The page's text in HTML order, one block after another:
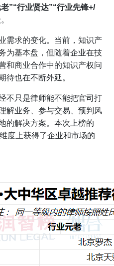
”“行业贤达”“行业先锋+/
需求的变化。当前，知识产
为基本盘，但随着企业在技
和商业合作中的知识产权问
待也在不断外延。
不只是律师能不能把官司打
解业务、参与交易、预判风
的解决方案。本次上榜的
度上获得了企业和市场的